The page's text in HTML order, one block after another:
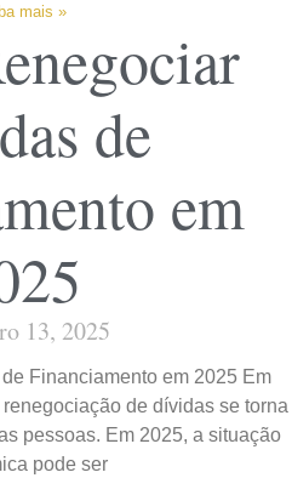
mais »
de
em
13, 2025
Financiamento em 2025 Em
de dívidas se torna
pessoas. Em 2025, a situação
pode ser